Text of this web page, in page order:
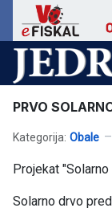
PRVO
Kategorija: Obale
Projekat
Solarno drvo